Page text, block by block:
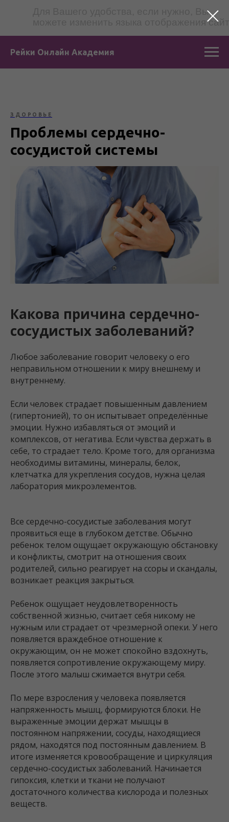
Для Вашего удобства, если нужно, Вы
можете изменить языка отображения
Рейки Онлайн Академия
ЗДОРОВЬЕ
Проблемы сердечно-
сосудистой системы
Какова причина сердечно-
сосудистых заболеваний?
Любое заболевание говорит человеку о его
неправильном отношении к миру внешнему и
внутреннему.
Если человек страдает повышенным давлением
(гипертонией), то он испытывает определённые
эмоции. Нужно избавляться от эмоций и
комплексов, от негатива. Если чувства держать в
себе, то страдает тело. Кроме того, для организма
необходимы витамины, минералы, белок,
клетчатка для укрепления сосудов, нужна целая
лаборатория микроэлементов.
Все сердечно-сосудистые заболевания могут
проявиться еще в глубоком детстве. Обычно
ребенок телом ощущает окружающую обстановку
и конфликты, смотрит на отношения своих
родителей, сильно реагирует на ссоры и скандалы,
возникает реакция закрыться.
Ребенок ощущает неудовлетворенность
собственной жизнью, считает себя никому не
нужным или страдает от чрезмерной опеки. У него
появляется враждебное отношение к
окружающим, он не может спокойно вздохнуть,
появляется сопротивление окружающему миру.
После этого малыш сжимается внутри себя.
По мере взросления у человека появляется
напряженность мышц, формируются блоки. Не
выраженные эмоции держат мышцы в
постоянном напряжении, сосуды, находящиеся
рядом, находятся под постоянным давлением. В
итоге изменяется кровообращение и циркуляция
сердечно-сосудистых заболеваний. Начинается
гипоксия, клетки и ткани не получают
достаточного количества кислорода и полезных
веществ.